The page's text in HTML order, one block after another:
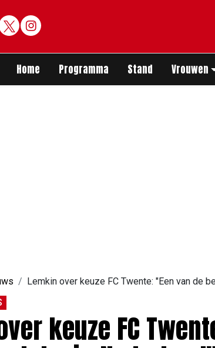
TwitterDelen op Whatsapp
Home Programma Stand Vrouwen
Lemkin over keuze FC Twente: "Een van de
keuze FC